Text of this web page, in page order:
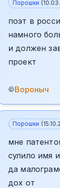
Порошки (
поэт в
намного
и должен
проект
©Вороныч
Порошки (
мне
сулило имя
да
дох от